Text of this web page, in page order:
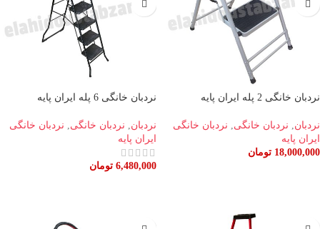
نردبان خانگی 2 پله ایران پایه
نردبان, نردبان خانگی, نردبان خانگی
ایران پایه
18,000,000 تومان
نردبان خانگی 6 پله ایران پایه
نردبان, نردبان خانگی, نردبان خانگی
ایران پایه
6,480,000 تومان